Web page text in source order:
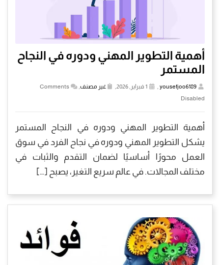
أهمية التطوير المهني ودوره في النجاح
المستمر
yousefjoo6189
, غير مصنف,
Comments
Disabled
أهمية التطوير المهني ودوره في النجاح المستمر
يشكل التطوير المهني ودوره في نجاح الفرد في سوق
العمل محورًا أساسيًا لضمان التقدم والثبات في
مختلف المجالات. في عالم سريع التغير، يصبح […]